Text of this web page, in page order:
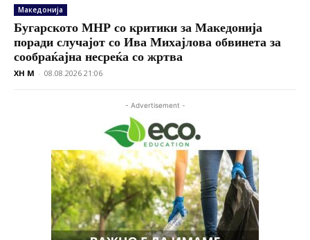
Македонија
Бугарското МНР со критики за Македонија
поради случајот со Ива Михајлова обвинета за
сообраќајна несреќа со жртва
XH M - 08.08.2026 21:06
- Advertisement -